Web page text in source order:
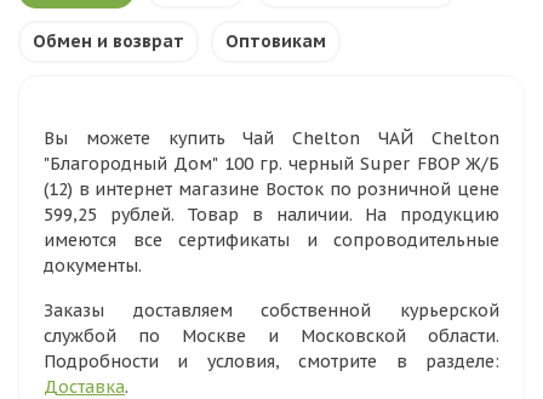
Обмен и возврат Оптовикам
Вы можете купить Чай Chelton ЧАЙ Chelton
"Благородный Дом" 100 гр. черный Super FBOP Ж/Б
(12) в интернет магазине Восток по розничной цене
599,25 рублей. Товар в наличии. На продукцию
имеются все сертификаты и сопроводительные
документы.
Заказы доставляем собственной курьерской
службой по Москве и Московской области.
Подробности и условия, смотрите в разделе:
Доставка.